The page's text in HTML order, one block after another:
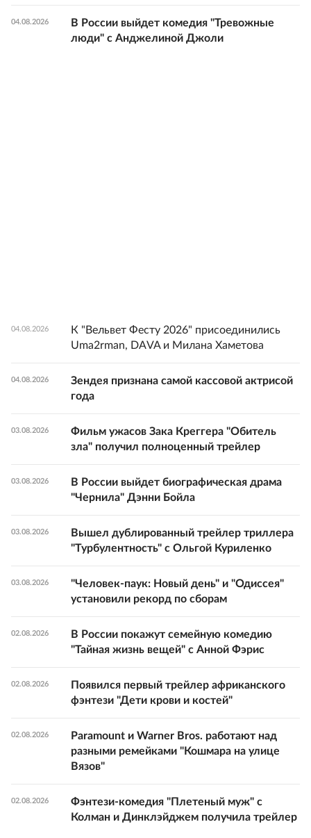
04.08.2026
В России выйдет комедия "Тревожные
люди" с Анджелиной Джоли
04.08.2026
К "Вельвет Фесту 2026" присоединились
Uma2rman, DAVA и Милана Хаметова
04.08.2026
Зендея признана самой кассовой актрисой
года
03.08.2026
Фильм ужасов Зака Креггера "Обитель
зла" получил полноценный трейлер
03.08.2026
В России выйдет биографическая драма
"Чернила" Дэнни Бойла
03.08.2026
Вышел дублированный трейлер триллера
"Турбулентность" с Ольгой Куриленко
03.08.2026
"Человек-паук: Новый день" и "Одиссея"
установили рекорд по сборам
02.08.2026
В России покажут семейную комедию
"Тайная жизнь вещей" с Анной Фэрис
02.08.2026
Появился первый трейлер африканского
фэнтези "Дети крови и костей"
02.08.2026
Paramount и Warner Bros. работают над
разными ремейками "Кошмара на улице
Вязов"
02.08.2026
Фэнтези-комедия "Плетеный муж" с
Колман и Динклэйджем получила трейлер